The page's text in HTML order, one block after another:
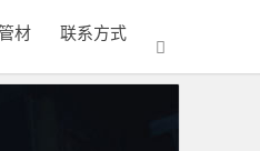
材 联系方式